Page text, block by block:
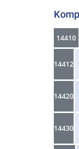
14410
14412
14420
14430